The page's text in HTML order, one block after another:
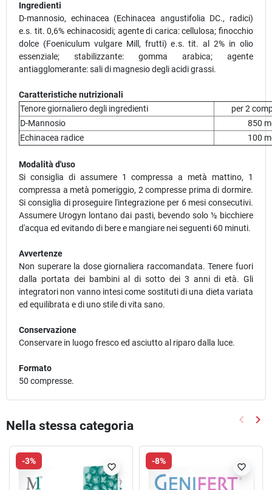
Ingredienti
D-mannosio, echinacea (Echinacea angustifolia DC., radici)
e.s. tit. 0,6% echinacosidi; agente di carica: cellulosa; finocchio
dolce (Foeniculum vulgare Mill, frutti) e.s. tit. al 2% in olio
essenziale; stabilizzante: gomma arabica; agente
antiagglomerante: sali di magnesio degli acidi grassi.
Caratteristiche nutrizionali
Tenore giornaliero degli ingredienti
per 2
D-Mannosio
850
Echinacea radice
100
Modalità d'uso
Si consiglia di assumere 1 compressa a metà mattino, 1
compressa a metà pomeriggio, 2 compresse prima di dormire.
Si consiglia di proseguire l'integrazione per 6 mesi consecutivi.
Assumere Urogyn lontano dai pasti, bevendo solo ½ bicchiere
d'acqua ed evitando di bere e mangiare nei seguenti 60 minuti.
Avvertenze
Non superare la dose giornaliera raccomandata. Tenere fuori
dalla portata dei bambini al di sotto dei 3 anni di età. Gli
integratori non vanno intesi come sostituti di una dieta variata
ed equilibrata e di uno stile di vita sano.
Conservazione
Conservare in luogo fresco ed asciutto al riparo dalla luce.
Formato
50 compresse.
Nella stessa categoria keyboard_arrow_left keyboard_arrow_right
-3%
favorite_border
-8%
favorite_border